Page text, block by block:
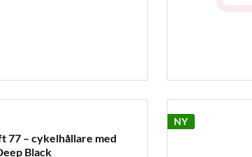
77 – cykelhållare med
Black
NY